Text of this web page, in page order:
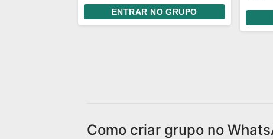
ENTRAR NO GRUPO
Como criar grupo no